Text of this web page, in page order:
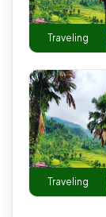
Traveling
Traveling